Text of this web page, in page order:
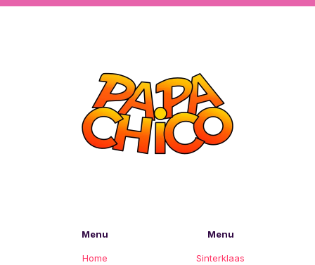
Menu
Home
Menu
Sinterklaas